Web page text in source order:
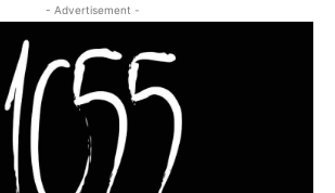
- Advertisement -